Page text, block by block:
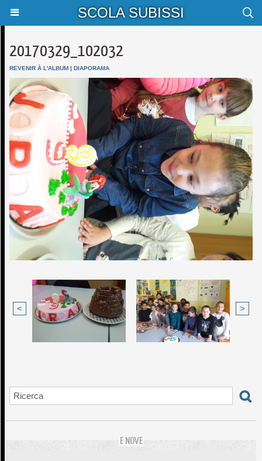
SCOLA SUBISSI
20170329_102032
REVENIR À L'ALBUM | DIAPORAMA
< >
E NOVE